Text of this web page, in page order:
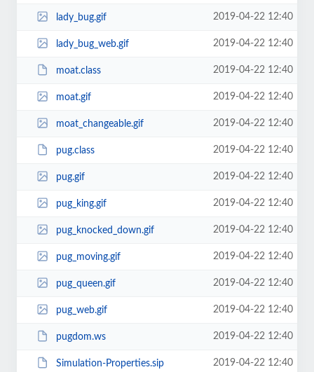
lady_bug.gif 2019-04-22 12:40
lady_bug_web.gif 2019-04-22 12:40
moat.class 2019-04-22 12:40
moat.gif 2019-04-22 12:40
moat_changeable.gif 2019-04-22 12:40
pug.class 2019-04-22 12:40
pug.gif 2019-04-22 12:40
pug_king.gif 2019-04-22 12:40
pug_knocked_down.gif 2019-04-22 12:40
pug_moving.gif 2019-04-22 12:40
pug_queen.gif 2019-04-22 12:40
pug_web.gif 2019-04-22 12:40
pugdom.ws 2019-04-22 12:40
Simulation-Properties.sip 2019-04-22 12:40